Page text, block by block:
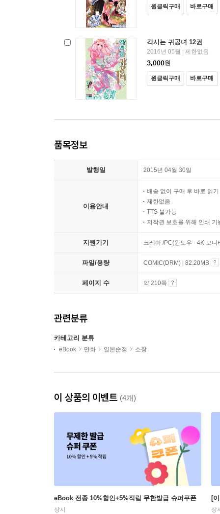
원클릭구매 바로구매
각시는 귀공녀 12권
2016년 05월
제한없음
3,000원
원클릭구매 바로구매
품목정보
발행일 2015년 04월 30일
이용안내
배송 없이 구매 후 바로 읽기
제한없음
TTS 불가능
저작권 보호를 위해 인쇄 기
지원기기 크레마 /PC(윈도우 - 4K 모
파일/용량 COMIC(DRM) | 82.20MB
페이지 수 약 210쪽
관련분류
카테고리 분류
eBook 만화 일본순정 소장
이 상품의 이벤트 (4개)
eBook 전종 10%할인+5%적립 무한발급 슈퍼쿠폰
상시
[
상